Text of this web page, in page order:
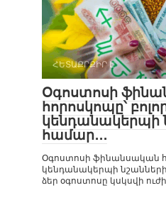
ՀԵՏԱՔՐՔԻՐ Է
Օգոստոսի
հորոսկոպը՝
կենդանակերպի
համար․․․
Օգոստոսի ֆինանսական
կենդանակերպի նշանների
ձեր օգոստոսը կսկսվի